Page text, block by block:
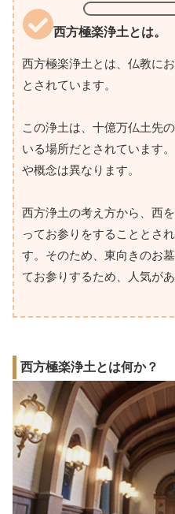
西方極楽浄土とは。
西方極楽浄土とは、仏教に
とされています。
この浄土は、十億万仏土先
いる場所だとされています
や概念は異なります。
西方浄土の考え方から、西
ってお参りをすることとさ
す。そのため、東向きのお
てお参りするため、人気があ
西方極楽浄土とは何か？